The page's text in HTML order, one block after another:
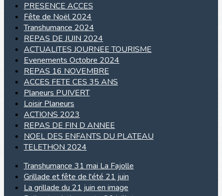
PRESENCE ACCES
Fête de Noël 2024
Transhumance 2024
REPAS DE JUIN 2024
ACTUALITES JOURNEE TOURISME
Evenements Octobre 2024
REPAS 16 NOVEMBRE
ACCES FETE CES 35 ANS
Planeurs PUIVERT
Loisir Planeurs
ACTIONS 2023
REPAS DE FIN D ANNEE
NOEL DES ENFANTS DU PLATEAU
TELETHON 2024
Transhumance 31 mai La Fajolle
Grillade et fête de l'été 21 juin
La grillade du 21 juin en image